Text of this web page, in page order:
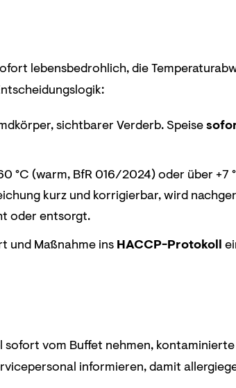
lebensbedrohlich, die
sichtbarer Verderb. Speise
(warm, BfR 016/2024) oder über +7
kurz und korrigierbar, wird
oder entsorgt.
und Maßnahme ins HACCP-Protokoll
vom Buffet nehmen, kontaminierte
informieren, damit